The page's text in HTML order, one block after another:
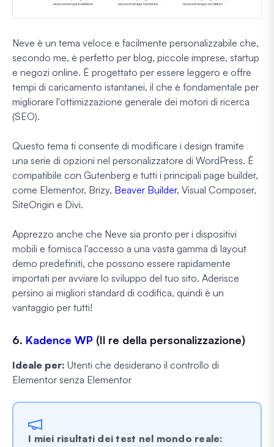
Neve è un tema veloce e facilmente personalizzabile che,
secondo me, è perfetto per blog, piccole imprese, startup
e negozi online. È progettato per essere leggero e offre
tempi di caricamento istantanei, il che è fondamentale per
migliorare l'ottimizzazione generale dei motori di ricerca
(SEO).
Questo tema ti consente di modificare i design tramite
una serie di opzioni nel personalizzatore di WordPress. È
compatibile con Gutenberg e tutti i principali page builder,
come Elementor, Brizy, Beaver Builder, Visual Composer,
SiteOrigin e Divi.
Apprezzo anche che Neve sia pronto per i dispositivi
mobili e fornisca l'accesso a una vasta gamma di layout
demo predefiniti, che possono essere rapidamente
importati per avviare lo sviluppo del tuo sito. Aderisce
persino ai migliori standard di codifica, quindi è un
vantaggio per tutti!
6. Kadence WP (Il re della personalizzazione)
Ideale per: Utenti che desiderano il controllo di
Elementor senza Elementor
I miei risultati dei test nel mondo reale: